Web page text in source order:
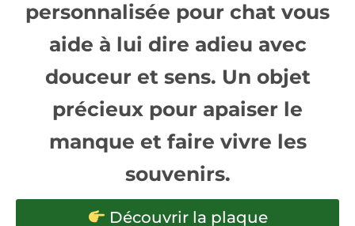
personnalisée pour chat vous
aide à lui dire adieu avec
douceur et sens. Un objet
précieux pour apaiser le
manque et faire vivre les
souvenirs.
Découvrir la plaque